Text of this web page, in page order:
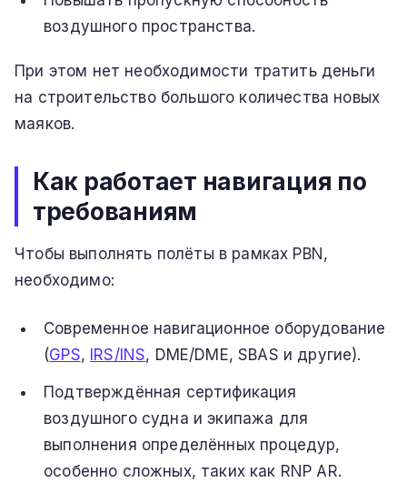
воздушного пространства.
При этом нет необходимости тратить деньги
на строительство большого количества новых
маяков.
Как работает навигация по
требованиям
Чтобы выполнять полёты в рамках PBN,
необходимо:
Современное навигационное оборудование
(GPS, IRS/INS, DME/DME, SBAS и другие).
Подтверждённая сертификация
воздушного судна и экипажа для
выполнения определённых процедур,
особенно сложных, таких как RNP AR.